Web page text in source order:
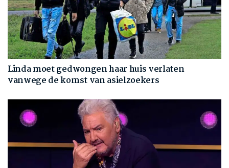
Linda moet gedwongen haar huis verlaten
vanwege de komst van asielzoekers